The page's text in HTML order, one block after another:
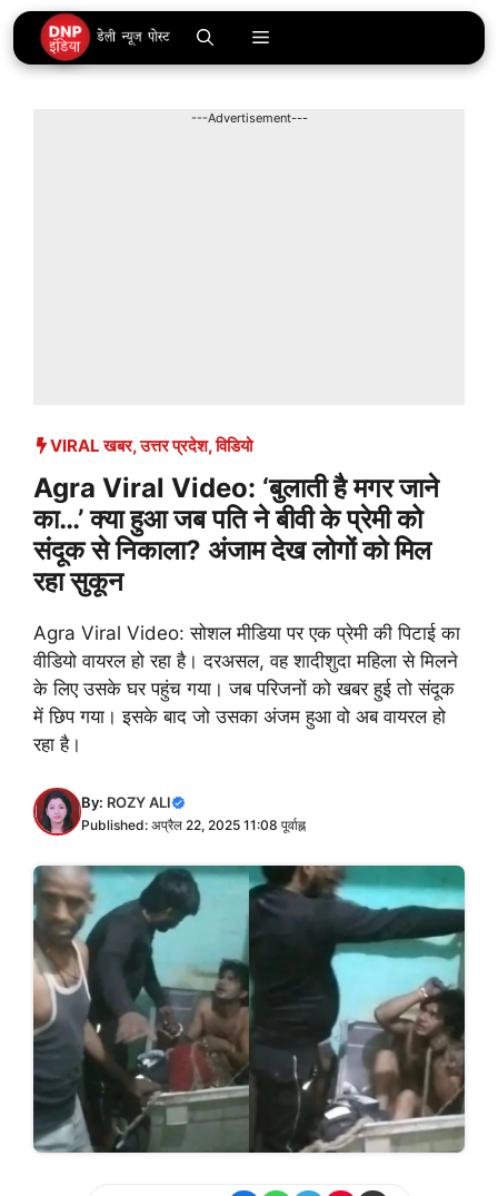
Skip
to
content
Menu
---Advertisement---
VIRAL खबर,उत्तर प्रदेश,विडियो
Agra Viral Video: ‘बुलाती है मगर जाने
का…’ क्या हुआ जब पति ने बीवी के प्रेमी को
संदूक से निकाला? अंजाम देख लोगों को मिल
रहा सुकून
Agra Viral Video: सोशल मीडिया पर एक प्रेमी की पिटाई का
वीडियो वायरल हो रहा है। दरअसल, वह शादीशुदा महिला से मिलने
के लिए उसके घर पहुंच गया। जब परिजनों को खबर हुई तो संदूक
में छिप गया। इसके बाद जो उसका अंजम हुआ वो अब वायरल हो
रहा है।
By: ROZY ALI
Published: अप्रैल 22, 2025 11:08 पूर्वाह्न